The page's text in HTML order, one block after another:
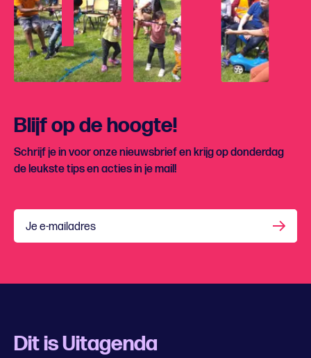
Blijf op de hoogte!
Schrijf je in voor onze nieuwsbrief en krijg op donderdag
de leukste tips en acties in je mail!
Je e-mailadres
Dit is Uitagenda